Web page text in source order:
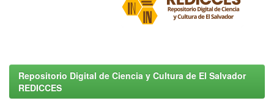
Repositorio Digital de Ciencia y Cultura de El Salvador
REDICCES